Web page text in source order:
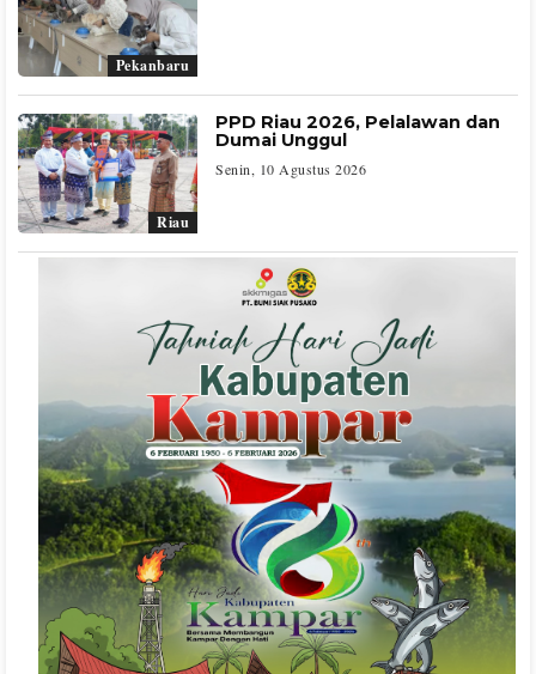
Pekanbaru
Riau
PPD Riau 2026, Pelalawan dan
Dumai Unggul
Senin, 10 Agustus 2026